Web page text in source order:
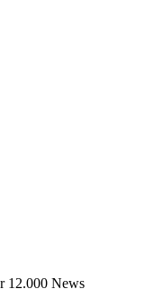
12.000 News